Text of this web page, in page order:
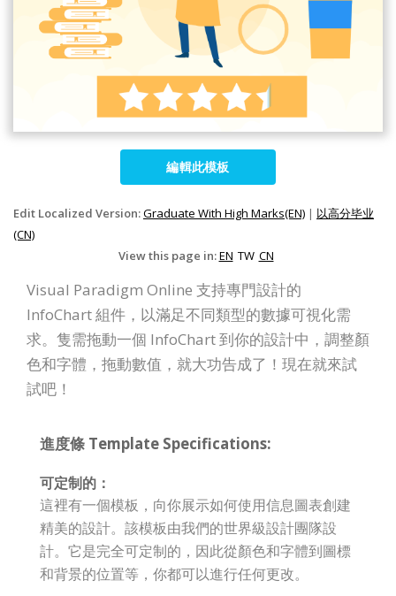
編輯此模板
Edit Localized Version:Graduate With High Marks(EN) | 以高分毕业
(CN)
View this page in:EN TW CN
Visual Paradigm Online 支持專門設計的
InfoChart 組件，以滿足不同類型的數據可視化需
求。隻需拖動一個 InfoChart 到你的設計中，調整顏
色和字體，拖動數值，就大功告成了！現在就來試
試吧！
進度條 Template Specifications:
可定制的：
這裡有一個模板，向你展示如何使用信息圖表創建
精美的設計。該模板由我們的世界級設計團隊設
計。它是完全可定制的，因此從顏色和字體到圖標
和背景的位置等，你都可以進行任何更改。